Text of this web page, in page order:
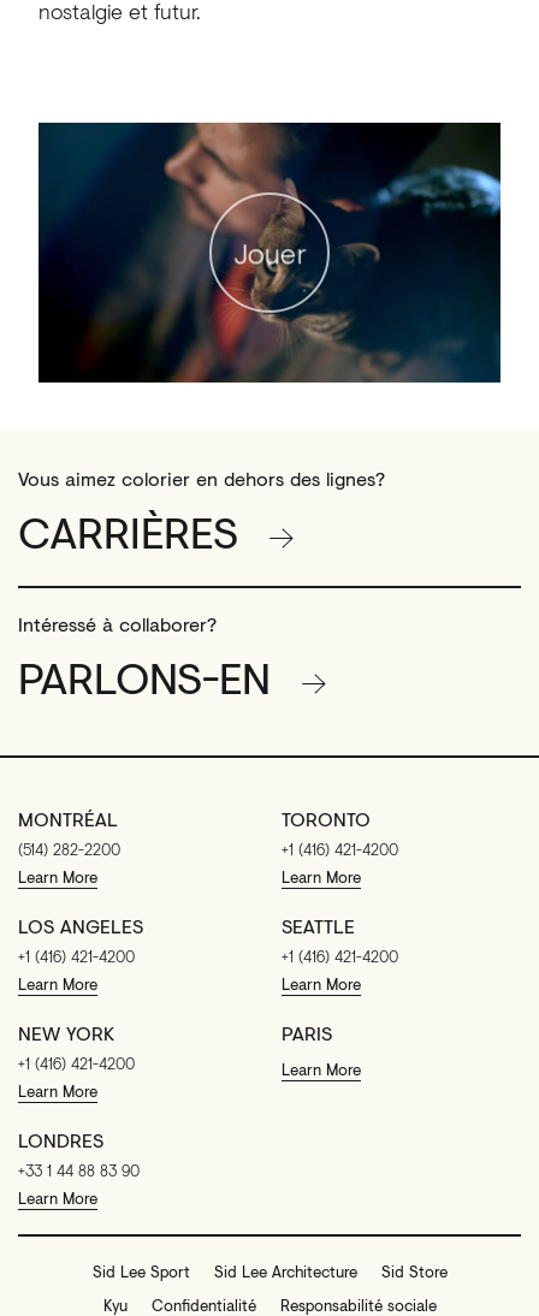
nostalgie et futur.
Jouer
Vous aimez colorier en dehors des lignes?
CARRIÈRES
Intéressé à collaborer?
PARLONS-EN
MONTRÉAL
(514) 282-2200
Learn More
TORONTO
+1 (416) 421-4200
Learn More
LOS ANGELES
+1 (416) 421-4200
Learn More
SEATTLE
+1 (416) 421-4200
Learn More
NEW YORK
+1 (416) 421-4200
Learn More
PARIS
Learn More
LONDRES
+33 1 44 88 83 90
Learn More
Sid Lee Sport Sid Lee Architecture
Sid Store
Kyu
Confidentialité Responsabilité sociale